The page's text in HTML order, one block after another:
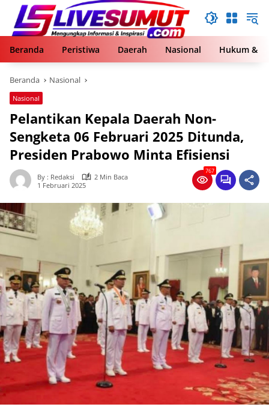
Langsung
konten
Beranda
Peristiwa Daerah Nasional Hukum &
Beranda Nasional
Nasional
Pelantikan Kepala Daerah Non-
Sengketa 06 Februari 2025 Ditunda,
Presiden Prabowo Minta Efisiensi
By : Redaksi
2 Min Baca
1 Februari 2025
767